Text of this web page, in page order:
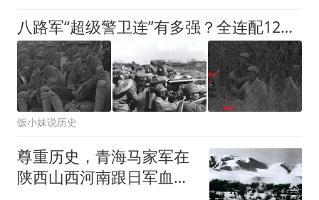
八路军“超级警卫连”有多强？全连配12挺轻机枪，外加4具掷弹筒
饭小妹说历史
尊重历史，青海马家军在
陕西山西河南跟日军血战